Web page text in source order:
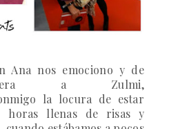
Ana nos emociono y de
a Zulmi,
la locura de estar
horas llenas de risas y